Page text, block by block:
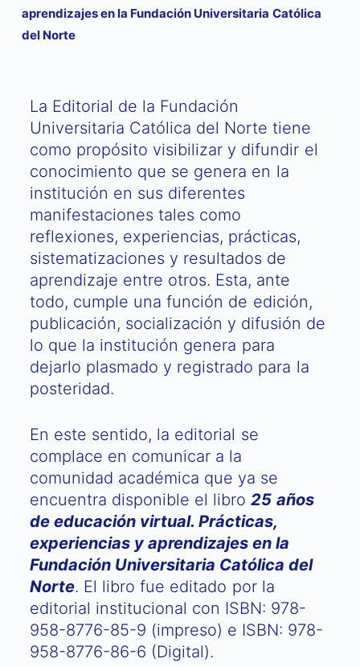
aprendizajes en la Fundación Universitaria Católica
del Norte
La Editorial de la Fundación
Universitaria Católica del Norte tiene
como propósito visibilizar y difundir el
conocimiento que se genera en la
institución en sus diferentes
manifestaciones tales como
reflexiones, experiencias, prácticas,
sistematizaciones y resultados de
aprendizaje entre otros. Esta, ante
todo, cumple una función de edición,
publicación, socialización y difusión de
lo que la institución genera para
dejarlo plasmado y registrado para la
posteridad.
En este sentido, la editorial se
complace en comunicar a la
comunidad académica que ya se
encuentra disponible el libro25 años
de educación virtual. Prácticas,
experiencias y aprendizajes en la
Fundación Universitaria Católica del
Norte. El libro fue editado por la
editorial institucional con ISBN: 978-
958-8776-85-9 (impreso) e ISBN: 978-
958-8776-86-6 (Digital).